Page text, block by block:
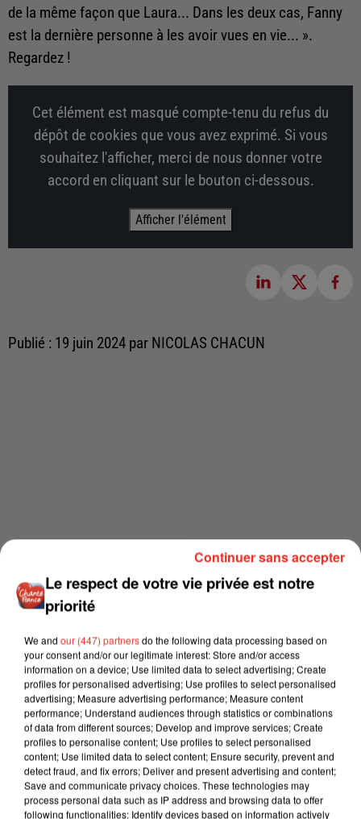
de la même façon que Laura... Dans les deux cas, Fanny
est la dernière personne à les avoir vues en vie... ».
Regardez !
Cet élément est masqué compte-tenu du refus du
dépôt de cookies que vous avez exprimé. Si vous
souhaitez l'afficher, merci de nous donner votre
accord en cliquant sur le bouton ci-dessous.
Afficher l'élément
Publié : 19 juin 2024 par NICOLAS CHACUN
Le respect de votre vie privée est notre
priorité
We and our (447) partnersdo the following data processing based on
your consent and/or our legitimate interest: Store and/or access
information on a device; Use limited data to select advertising; Create
profiles for personalised advertising; Use profiles to select personalised
advertising; Measure advertising performance; Measure content
performance; Understand audiences through statistics or combinations
of data from different sources; Develop and improve services; Create
profiles to personalise content; Use profiles to select personalised
content; Use limited data to select content; Ensure security, prevent and
detect fraud, and fix errors; Deliver and present advertising and content;
Save and communicate privacy choices. These technologies may
process personal data such as IP address and browsing data to offer
following functionalities: Identify devices based on information actively
Continuer sans accepter